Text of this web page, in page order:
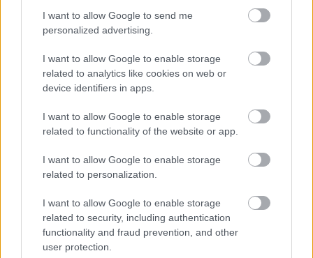
I want to allow Google to send me
personalized advertising.
I want to allow Google to enable storage
related to analytics like cookies on web or
device identifiers in apps.
I want to allow Google to enable storage
related to functionality of the website or app.
I want to allow Google to enable storage
related to personalization.
I want to allow Google to enable storage
related to security, including authentication
functionality and fraud prevention, and other
user protection.
Kapcsolódó hírek
TAHITH CHONG
BIRMINGHAMHEZ IGAZOLT